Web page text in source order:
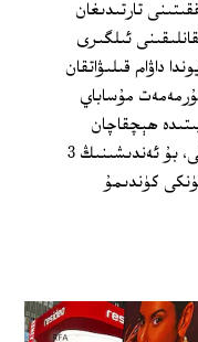
تارتىدىغان
ئىلگىرى
داۋام قىلىۋاتقان
مۇساباي
ھېچقاچان
ئۇيغۇرلارغا نىسبەتەن خاتىرجەم بولالمىغانلىقى، بۇ ئەندىشىنىڭ 3
كۈندىمۇ